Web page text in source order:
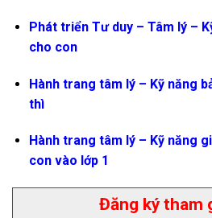
Phát triển Tư duy – Tâm lý –
cho con
Hành trang tâm lý – Kỹ năng
thì
Hành trang tâm lý – Kỹ năng
con vào lớp 1
Đăng ký tham